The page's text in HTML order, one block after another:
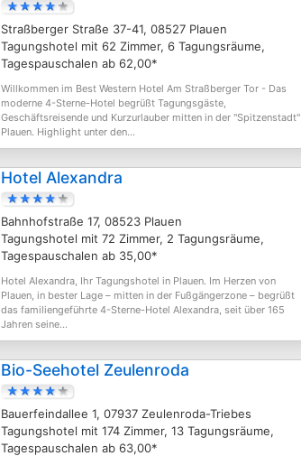
Straßberger Straße 37-41, 08527 Plauen
Tagungshotel mit 62 Zimmer, 6 Tagungsräume,
Tagespauschalen ab 62,00*
Willkommen im Best Western Hotel Am Straßberger Tor - Das
moderne 4-Sterne-Hotel begrüßt Tagungsgäste,
Geschäftsreisende und Kurzurlauber mitten in der "Spitzenstadt"
Plauen. Highlight unter den...
Hotel Alexandra
Bahnhofstraße 17, 08523 Plauen
Tagungshotel mit 72 Zimmer, 2 Tagungsräume,
Tagespauschalen ab 35,00*
Hotel Alexandra, Ihr Tagungshotel in Plauen. Im Herzen von
Plauen, in bester Lage – mitten in der Fußgängerzone – begrüßt
das familiengeführte 4-Sterne-Hotel Alexandra, seit über 165
Jahren seine...
Bio-Seehotel Zeulenroda
Bauerfeindallee 1, 07937 Zeulenroda-Triebes
Tagungshotel mit 174 Zimmer, 13 Tagungsräume,
Tagespauschalen ab 63,00*